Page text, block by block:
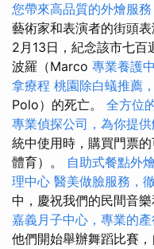
您帶來高品質的外燴服務
藝術家和表演者的街頭
2月13日，紀念該市七百
波羅（Marco 專業養護
拿療程 桃園除白蟻推薦
Polo）的死亡。 全方位
專業偵探公司，為你提
統中使用時，購買門票
體育）。 自助式餐點外
理中心 醫美做臉服務，
中，慶祝我們的民間音
嘉義月子中心，專業的
他們開始舉辦舞蹈比賽